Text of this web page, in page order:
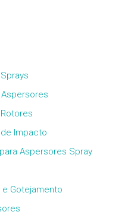
Impacto
Aspersores Spray
Gotejamento